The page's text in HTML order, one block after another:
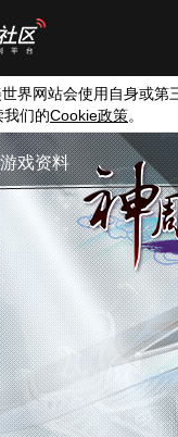
界网站会使用自身或第
我们的Cookie政策。
游戏资料